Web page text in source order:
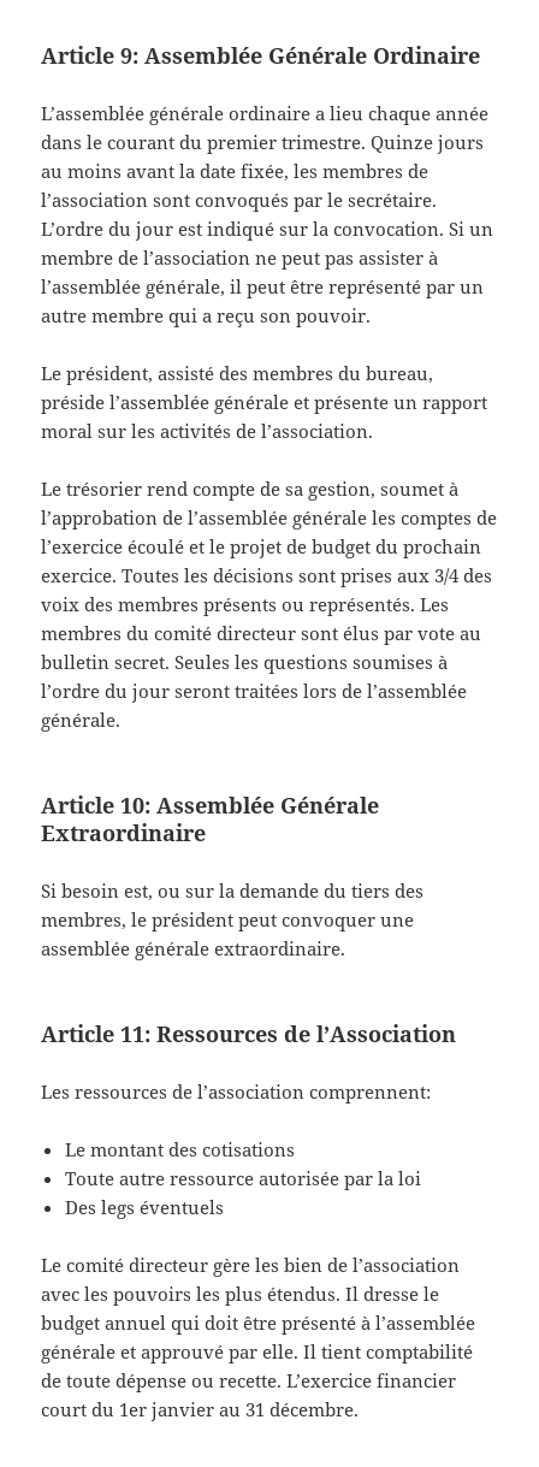
Article 9: Assemblée Générale Ordinaire
L’assemblée générale ordinaire a lieu chaque année
dans le courant du premier trimestre. Quinze jours
au moins avant la date fixée, les membres de
l’association sont convoqués par le secrétaire.
L’ordre du jour est indiqué sur la convocation. Si un
membre de l’association ne peut pas assister à
l’assemblée générale, il peut être représenté par un
autre membre qui a reçu son pouvoir.
Le président, assisté des membres du bureau,
préside l’assemblée générale et présente un rapport
moral sur les activités de l’association.
Le trésorier rend compte de sa gestion, soumet à
l’approbation de l’assemblée générale les comptes de
l’exercice écoulé et le projet de budget du prochain
exercice. Toutes les décisions sont prises aux 3/4 des
voix des membres présents ou représentés. Les
membres du comité directeur sont élus par vote au
bulletin secret. Seules les questions soumises à
l’ordre du jour seront traitées lors de l’assemblée
générale.
Article 10: Assemblée Générale
Extraordinaire
Si besoin est, ou sur la demande du tiers des
membres, le président peut convoquer une
assemblée générale extraordinaire.
Article 11: Ressources de l’Association
Les ressources de l’association comprennent:
Le montant des cotisations
Toute autre ressource autorisée par la loi
Des legs éventuels
Le comité directeur gère les bien de l’association
avec les pouvoirs les plus étendus. Il dresse le
budget annuel qui doit être présenté à l’assemblée
générale et approuvé par elle. Il tient comptabilité
de toute dépense ou recette. L’exercice financier
court du 1er janvier au 31 décembre.